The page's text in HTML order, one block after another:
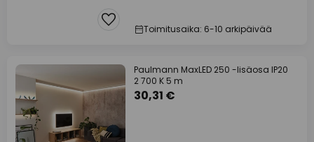
Toimitusaika: 6-10 arkipäivää
Paulmann MaxLED 250 -lisäosa IP20
2 700 K 5 m
30,31 €